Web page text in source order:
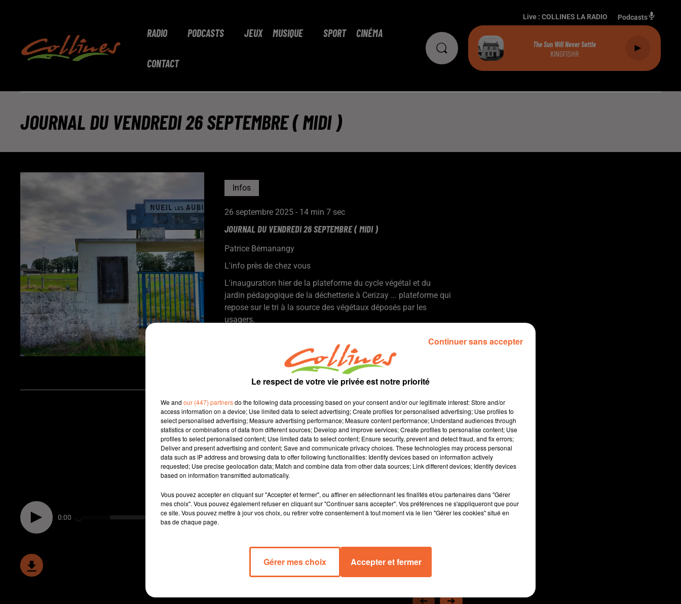
RADIO PODCASTS JEUX MUSIQUE SPORT CINÉMA
CONTACT
Live : COLLINES LA RADIO Podcasts
The Sun Will Never Settle
KINGFISHR
JOURNAL DU VENDREDI 26 SEPTEMBRE ( MIDI )
Infos
26 septembre 2025 - 14 min 7 sec
JOURNAL DU VENDREDI 26 SEPTEMBRE ( MIDI )
Patrice Bémanangy
L'info près de chez vous
L'inauguration hier de la plateforme du cycle végétal et du
jardin pédagogique de la déchetterie à Cerizay ... plateforme qui
repose sur le tri à la source des végétaux déposés par les
usagers.
nouveau foyer de vie pour personnes vieillissantes de
Moncoutant qui s'est vu décerner une distinction nationale.
Plus d'un millier de visiteurs attendus pour le prochain job
dating à Bocapole co-organisé par l'Agglo2B, France Travail et
L'ancien stade de football l'Essor à Nueil-les-Aubiers ( photo )
va accueillir une centrale photovoltaïque dont la construction et
l'exploitation ont été confiées à la société Enercoop Nouvelle
Aquitaine.
Chauray Basket reçoit demain Martigues en ouverture du
championnat de Nationale 1, la troisième division française.
C'est la première fois que les sud deux-sévriennes évoluent à ce
0:00 14 min 7 sec
Le respect de votre vie privée est notre priorité
We and our (447) partnersdo the following data processing based on your consent and/or our legitimate interest: Store and/or
access information on a device; Use limited data to select advertising; Create profiles for personalised advertising; Use profiles to
select personalised advertising; Measure advertising performance; Measure content performance; Understand audiences through
statistics or combinations of data from different sources; Develop and improve services; Create profiles to personalise content; Use
profiles to select personalised content; Use limited data to select content; Ensure security, prevent and detect fraud, and fix errors;
Deliver and present advertising and content; Save and communicate privacy choices. These technologies may process personal
data such as IP address and browsing data to offer following functionalities: Identify devices based on information actively
requested; Use precise geolocation data; Match and combine data from other data sources; Link different devices; Identify devices
based on information transmitted automatically.
Vous pouvez accepter en cliquant sur "Accepter et fermer", ou affiner en sélectionnant les finalités et/ou partenaires dans "Gérer
mes choix". Vous pouvez également refuser en cliquant sur "Continuer sans accepter". Vos préférences ne s'appliqueront que pour
ce site. Vous pouvez mettre à jour vos choix, ou retirer votre consentement à tout moment via le lien "Gérer les cookies" situé en
bas de chaque page.
Gérer mes choix Accepter et fermer
Continuer sans accepter